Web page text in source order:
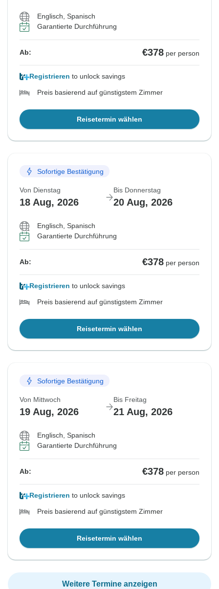
Englisch, Spanisch
Garantierte Durchführung
Ab: €378 per person
Registrieren to unlock savings
Preis basierend auf günstigstem Zimmer
Reisetermin wählen
Sofortige Bestätigung
Von Dienstag
18 Aug, 2026
Bis Donnerstag
20 Aug, 2026
Englisch, Spanisch
Garantierte Durchführung
Ab: €378 per person
Registrieren to unlock savings
Preis basierend auf günstigstem Zimmer
Reisetermin wählen
Sofortige Bestätigung
Von Mittwoch
19 Aug, 2026
Bis Freitag
21 Aug, 2026
Englisch, Spanisch
Garantierte Durchführung
Ab: €378 per person
Registrieren to unlock savings
Preis basierend auf günstigstem Zimmer
Reisetermin wählen
Weitere Termine anzeigen